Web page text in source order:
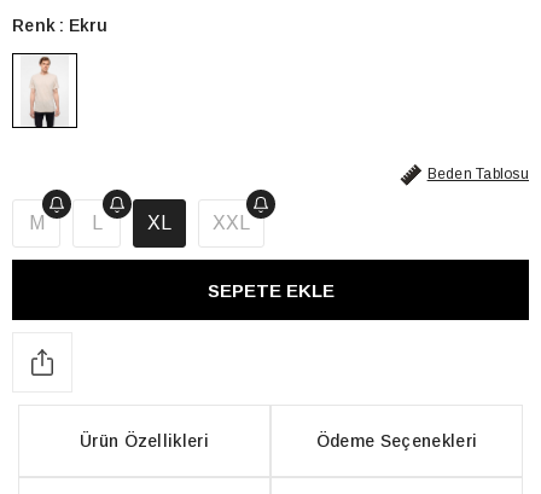
Renk Ekru
Beden Tablosu
M XL XXL
Ürün Özellikleri Ödeme Seçenekleri